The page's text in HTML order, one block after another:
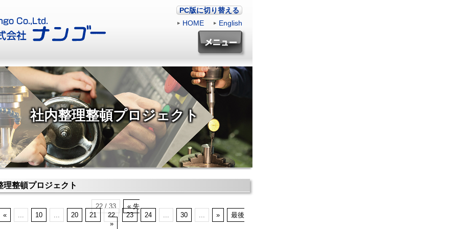
PC版に切り替える
HOME
English
社内整理整頓プロジェクト
理整頓プロジェクト
22 / 33
« 先
«
... 10 ... 20 21 22 23 24 ... 30 ... »
最後
»